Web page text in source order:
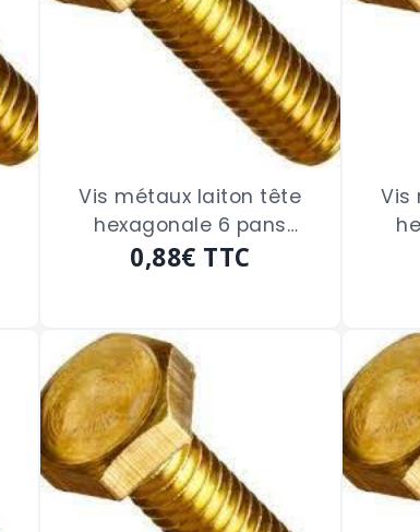
Vis métaux laiton tête
hexagonale 6 pans
filetage total de 3 x 20
0,88€ TTC
Vis